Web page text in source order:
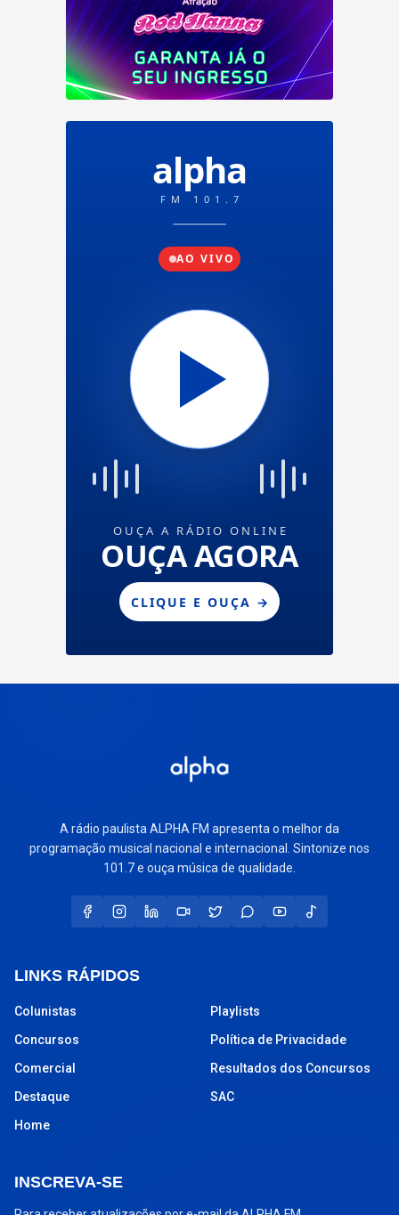
A rádio paulista ALPHA FM apresenta o melhor da
programação musical nacional e internacional. Sintonize nos
101.7 e ouça música de qualidade.
LINKS RÁPIDOS
Colunistas
Concursos
Comercial
Destaque
Home
Playlists
Política de Privacidade
Resultados dos Concursos
SAC
INSCREVA-SE